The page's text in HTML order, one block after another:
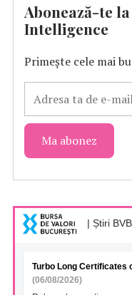
Abonează-te
Intelligence
Primește cele mai
| Știri BVB
Turbo Long Certificates
(06/08/2026)